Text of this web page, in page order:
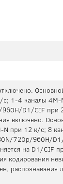
с; 1-4 каналы
D1/CIF при
включено.
N при 12 к/с; 8
720p/960H/
на D1/CIF
кодирования